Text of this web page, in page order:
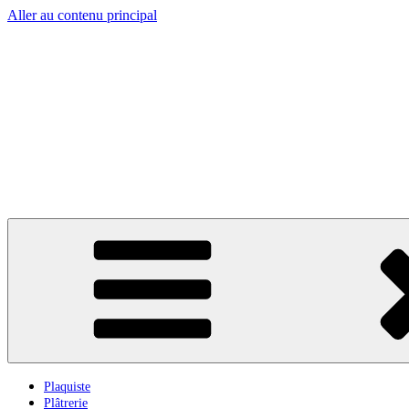
Aller au contenu principal
Plaquiste
Plâtrerie